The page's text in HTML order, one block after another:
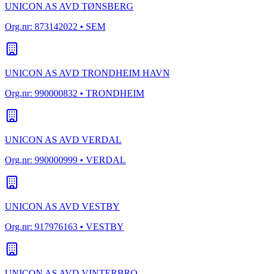
UNICON AS AVD TØNSBERG
Org.nr: 873142022 • SEM
UNICON AS AVD TRONDHEIM HAVN
Org.nr: 990000832 • TRONDHEIM
UNICON AS AVD VERDAL
Org.nr: 990000999 • VERDAL
UNICON AS AVD VESTBY
Org.nr: 917976163 • VESTBY